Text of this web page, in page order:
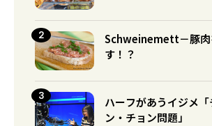
Schweinemett－豚肉
す！？
ハーフがあうイジメ
ン・チョン問題」